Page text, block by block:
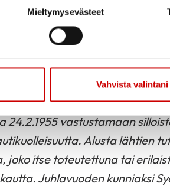
Mieltymysevästeet
Vahvista valintani
käytännön työssä”,
. Valitut työt olivat
Sydäntautiliitto ja
24.2.1955 vastustamaan
Alusta lähtien
joko itse toteutettuna tai
Juhlavuoden kunniaksi